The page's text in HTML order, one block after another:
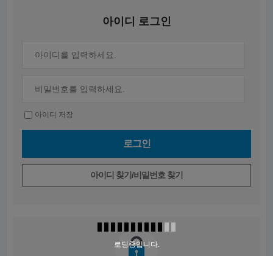
아이디 로그인
아이디 저장
아이디 찾기/비밀번호 찾기
로딩중입니다.